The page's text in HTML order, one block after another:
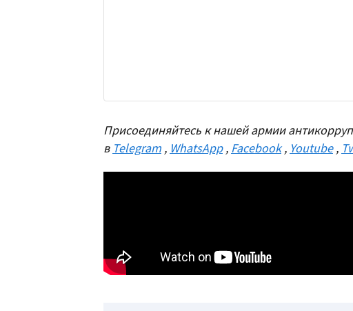
Присоединяйтесь к нашей армии
в Telegram , WhatsApp , Facebook , Youtube ,